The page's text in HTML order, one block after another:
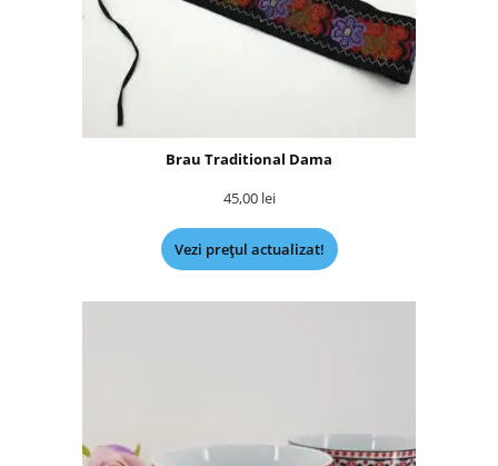
Brau Traditional Dama
45,00 lei
Vezi prețul actualizat!